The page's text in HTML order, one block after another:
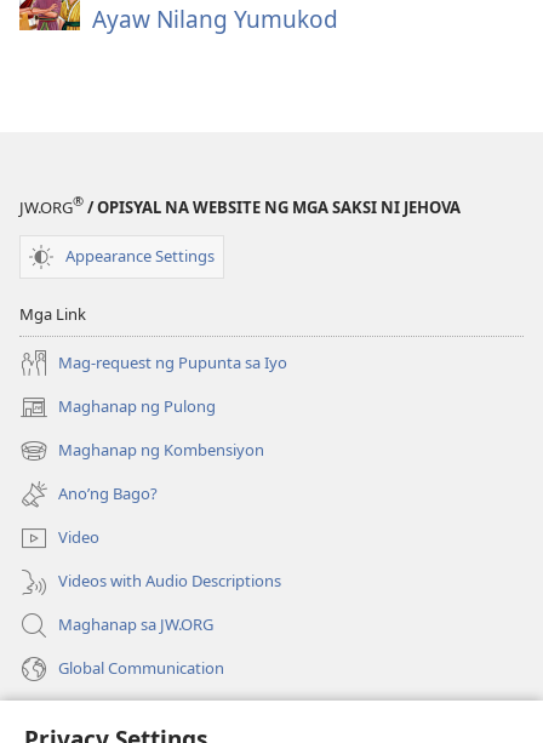
Ayaw Nilang Yumukod
JW.ORG® / OPISYAL NA WEBSITE NG MGA SAKSI NI JEHOVA
Appearance Settings
Mga Link
Mag-request ng Pupunta sa Iyo
Maghanap ng Pulong
(may
bubukas
na
bagong
window)
Maghanap ng Kombensiyon
(may
bubukas
na
bagong
window)
Ano’ng Bago?
Video
Videos with Audio Descriptions
Maghanap sa JW.ORG
Global Communication